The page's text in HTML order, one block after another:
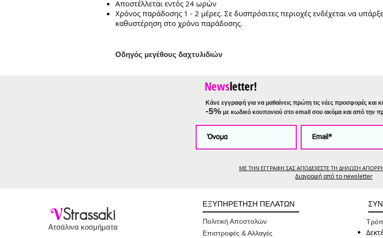
Αποστέλλεται εντός 24 ωρών
Χρόνος παράδοσης 1 - 2 μέρες. Σε δυσπρόσιτες περιοχές ενδέχεται να
καθυστέρηση στο χρόνο παράδοσης.
Οδηγός μεγέθους δαχτυλιδιών
Newsletter!
Κάνε εγγραφή για να μαθαίνεις πρώτη τις νέες προσφορές και
-5% με κωδικό κουπονιού στο email σου ακόμα και από την
ΜΕ ΤΗΝ ΕΓΓΡΑΦΗ ΣΑΣ ΑΠΟΔΕΧΕΣΤΕ ΤΗ ΔΗΛΩΣΗ
Διαγραφή από το newsletter
VStrassaki
Ατσάλινα κοσμήματα
ΕΞΥΠΗΡΕΤΗΣΗ ΠΕΛΑΤΩΝ
Πολιτική Αποστολών
Επιστροφές & Αλλαγές